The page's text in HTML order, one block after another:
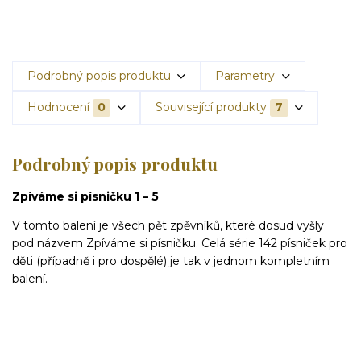
Podrobný popis produktu Parametry
Hodnocení 0 Související produkty 7
Podrobný popis produktu
Zpíváme si písničku 1 – 5
V tomto balení je všech pět zpěvníků, které dosud vyšly
pod názvem Zpíváme si písničku. Celá série 142 písniček pro
děti (případně i pro dospělé) je tak v jednom kompletním
balení.